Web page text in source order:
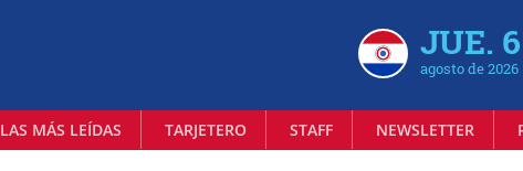
JUE. 6
agosto de 2026
LAS MÁS LEÍDAS TARJETERO STAFF NEWSLETTER